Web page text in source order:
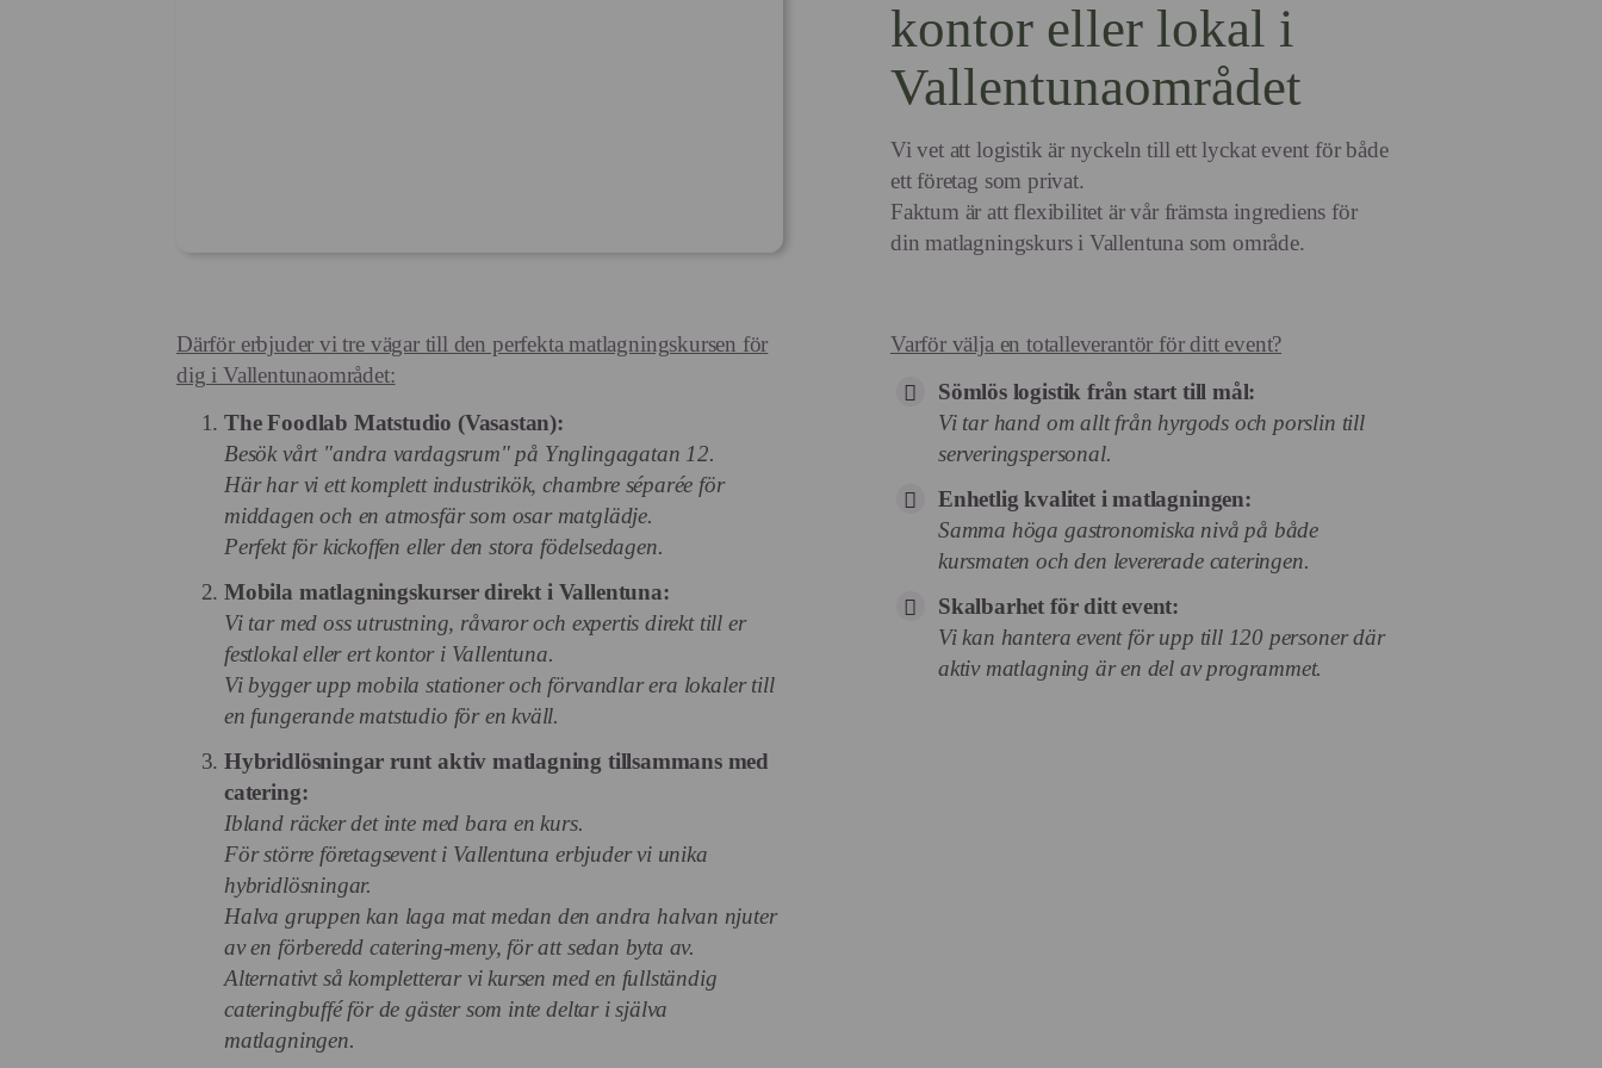
kontor eller lokal i
Vallentunaområdet
Vi vet att logistik är nyckeln till ett lyckat event för både
ett företag som privat.
Faktum är att flexibilitet är vår främsta ingrediens för
din matlagningskurs i Vallentuna som område.
Därför erbjuder vi tre vägar till den perfekta matlagningskursen för
dig i Vallentunaområdet:
The Foodlab Matstudio (Vasastan):
Besök vårt "andra vardagsrum" på Ynglingagatan 12.
Här har vi ett komplett industrikök, chambre séparée för
middagen och en atmosfär som osar matglädje.
Perfekt för kickoffen eller den stora födelsedagen.
Mobila matlagningskurser direkt i Vallentuna:
Vi tar med oss utrustning, råvaror och expertis direkt till er
festlokal eller ert kontor i Vallentuna.
Vi bygger upp mobila stationer och förvandlar era lokaler till
en fungerande matstudio för en kväll.
Hybridlösningar runt aktiv matlagning tillsammans med
catering:
Ibland räcker det inte med bara en kurs.
För större företagsevent i Vallentuna erbjuder vi unika
hybridlösningar.
Halva gruppen kan laga mat medan den andra halvan njuter
av en förberedd catering-meny, för att sedan byta av.
Alternativt så kompletterar vi kursen med en fullständig
cateringbuffé för de gäster som inte deltar i själva
matlagningen.
Varför välja en totalleverantör för ditt event?
Sömlös logistik från start till mål:
Vi tar hand om allt från hyrgods och porslin till
serveringspersonal.
Enhetlig kvalitet i matlagningen:
Samma höga gastronomiska nivå på både
kursmaten och den levererade cateringen.
Skalbarhet för ditt event:
Vi kan hantera event för upp till 120 personer där
aktiv matlagning är en del av programmet.